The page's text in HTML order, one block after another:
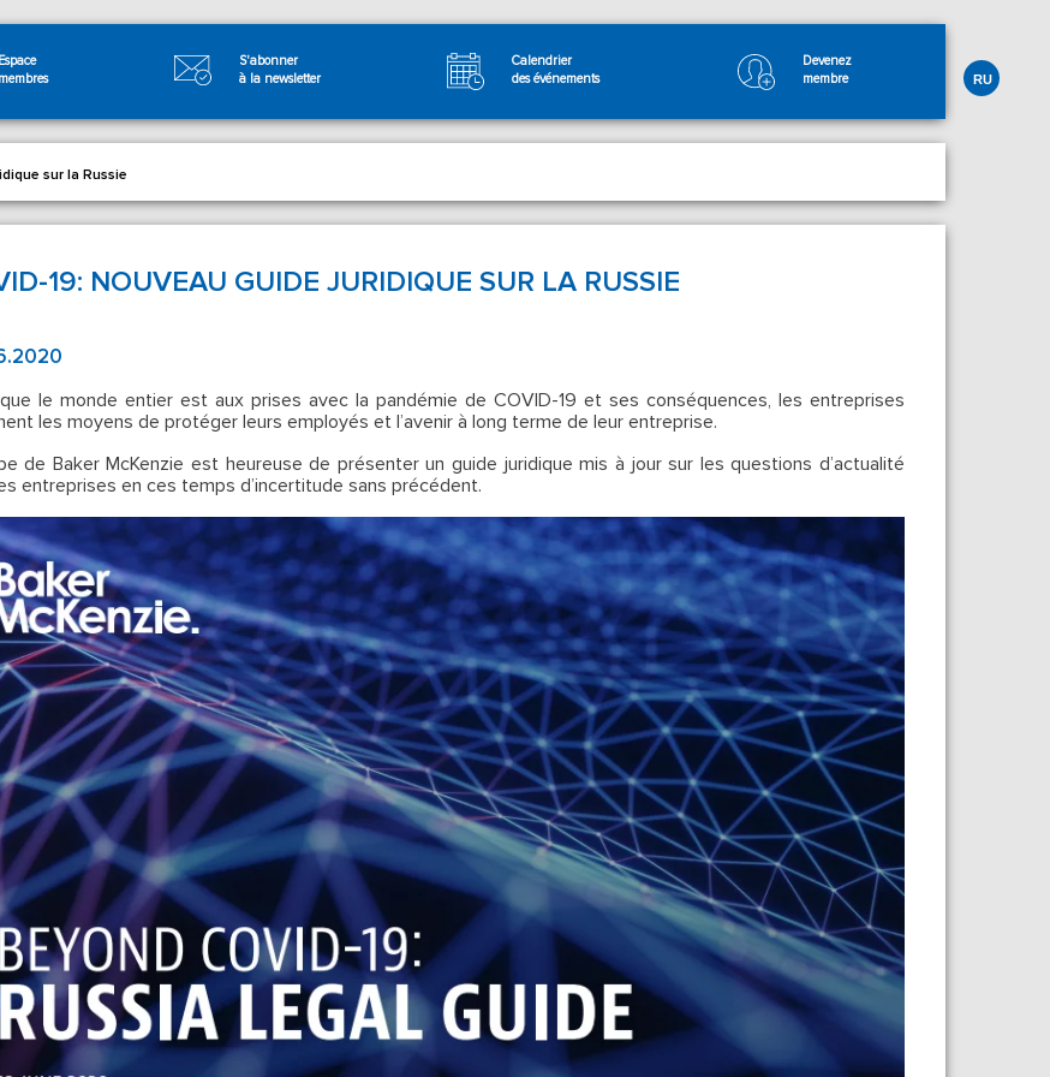
Espace
membres
S'abonner
à la newsletter
Calendrier
des événements
Devenez
membre
RU
sur la Russie
19: NOUVEAU GUIDE JURIDIQUE SUR LA RUSSIE
le monde entier est aux prises avec la pandémie de COVID-19 et ses conséquences, les entreprises
les moyens de protéger leurs employés et l’avenir à long terme de leur entreprise.
de Baker McKenzie est heureuse de présenter un guide juridique mis à jour sur les questions d’actualité
entreprises en ces temps d’incertitude sans précédent.